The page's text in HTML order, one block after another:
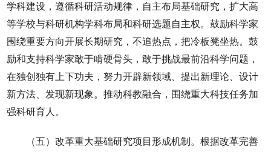
学科建设，遵循科研活动规律，自主布局基础研究，扩大高
等学校与科研机构学科布局和科研选题自主权。鼓励科学家
围绕重要方向开展长期研究，不追热点，把冷板凳坐热。鼓
励和支持科学家敢于啃硬骨头，敢于挑战最前沿科学问题，
在独创独有上下功夫，努力开辟新领域、提出新理论、设计
新方法、发现新现象。推动科教融合，围绕重大科技任务加
强科研育人。
（五）改革重大基础研究项目形成机制。根据改革完善